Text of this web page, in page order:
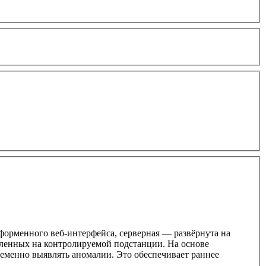
веб-интерфейса, серверная — развёрнута на
на контролируемой подстанции. На основе
выявлять аномалии. Это обеспечивает раннее